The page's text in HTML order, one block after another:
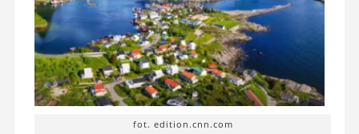
fot. edition.cnn.com